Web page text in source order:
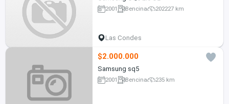
2001 Bencina 202227 km
Las Condes
$2.000.000
Samsung sq5
2001 Bencina 235 km